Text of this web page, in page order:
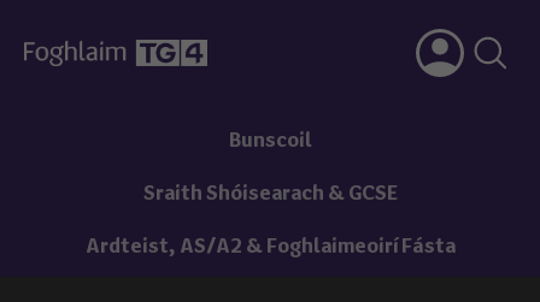
Bunscoil
Sraith Shóisearach & GCSE
Ardteist, AS/A2 & Foghlaimeoirí Fásta